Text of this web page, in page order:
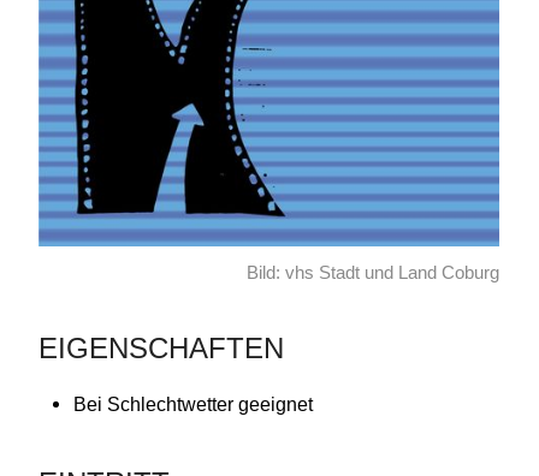
Bild: vhs Stadt und Land Coburg
EIGENSCHAFTEN
Bei Schlechtwetter geeignet